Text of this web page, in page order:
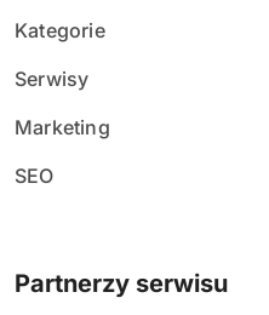
Kategorie
Serwisy
Marketing
SEO
Partnerzy serwisu